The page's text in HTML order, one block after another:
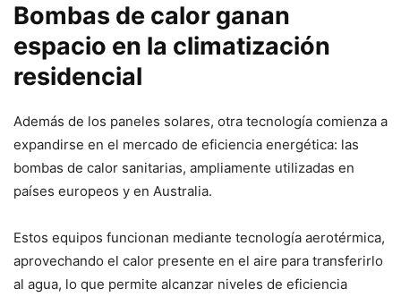
Bombas de calor ganan
espacio en la climatización
residencial
Además de los paneles solares, otra tecnología comienza a
expandirse en el mercado de eficiencia energética: las
bombas de calor sanitarias, ampliamente utilizadas en
países europeos y en Australia.
Estos equipos funcionan mediante tecnología aerotérmica,
aprovechando el calor presente en el aire para transferirlo
al agua, lo que permite alcanzar niveles de eficiencia